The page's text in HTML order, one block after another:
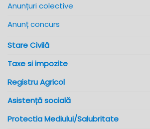
Anunțuri colective
Anunț concurs
Stare Civilă
Taxe si impozite
Registru Agricol
Asistență socială
Protectia Mediului/Salubritate